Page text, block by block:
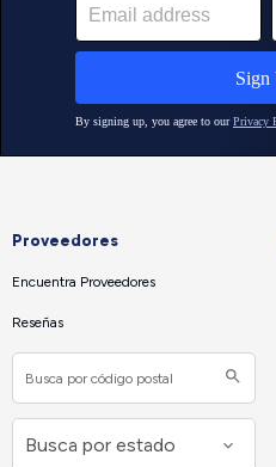
Proveedores
Encuentra Proveedores
Reseñas